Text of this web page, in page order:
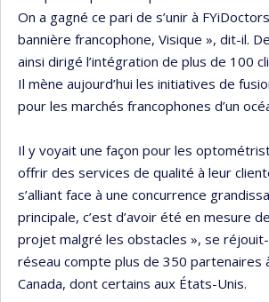
On a gagné ce pari de s’unir à
bannière francophone, Visique », dit-il.
ainsi dirigé l’intégration de plus de 100
Il mène aujourd’hui les initiatives de
pour les marchés francophones d’un
Il y voyait une façon pour les
offrir des services de qualité à leur
s’alliant face à une concurrence
principale, c’est d’avoir été en mesure
projet malgré les obstacles », se réjouit-
réseau compte plus de 350 partenaires
Canada, dont certains aux États-Unis.